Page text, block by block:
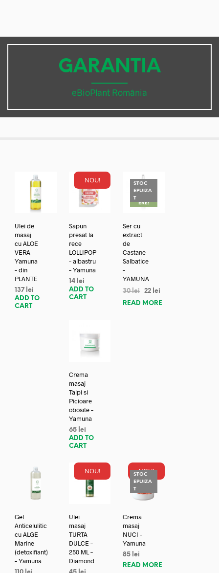
GARANTIA
eBioPlant România
Ulei de
masaj
cu ALOE
VERA –
Yamuna
– din
PLANTE
137 lei
ADD TO
CART
NOU!
Sapun
presat la
rece
LOLLIPOP
– albastru
– Yamuna
14 lei
ADD TO
CART
STOC
EPUIZA
TREDUC
ERE!
Ser cu
extract
de
Castane
Salbatice
–
YAMUNA
30lei 22 lei
READ MORE
Crema
masaj
Talpi si
Picioare
obosite –
Yamuna
65 lei
ADD TO
CART
Gel
Anticelulitic
cu ALGE
Marine
(detoxifiant)
– Yamuna
NOU!
Ulei
masaj
TURTA
DULCE –
250 ML –
Diamond
NOU!
STOC
EPUIZA
T
Crema
masaj
NUCI –
Yamuna
85 lei
READ MORE